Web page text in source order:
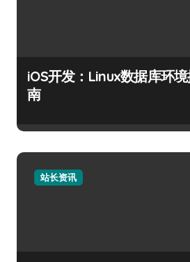
iOS开发：Linux数据库环
南
站长资讯